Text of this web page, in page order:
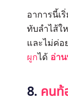
อาการนี้เ
ทับลำไส้ใ
และไม่ค่อ
ผูกได้ อ่า
8. คนท้